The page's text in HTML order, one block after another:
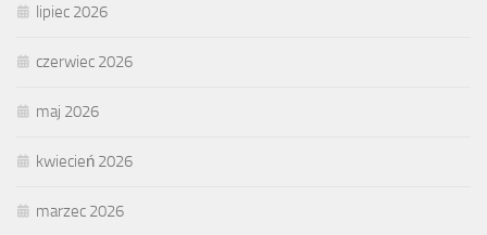
lipiec 2026
czerwiec 2026
maj 2026
kwiecień 2026
marzec 2026